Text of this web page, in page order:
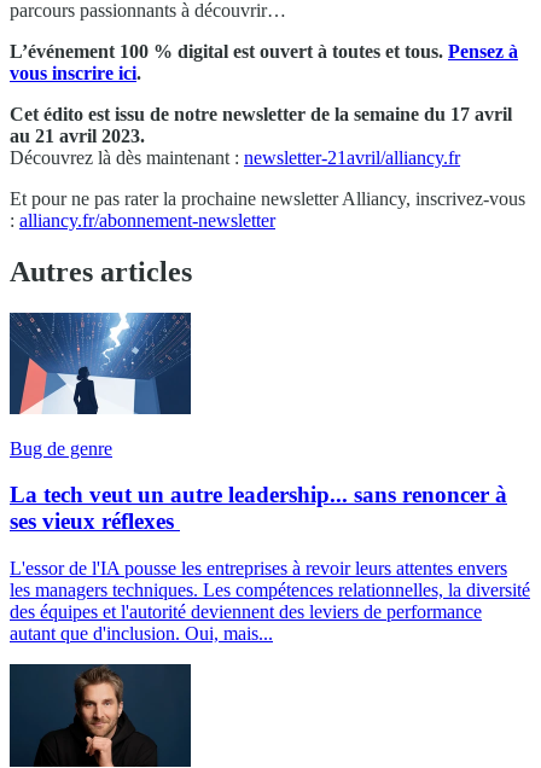
parcours passionnants à découvrir…
L’événement 100 % digital est ouvert à toutes et tous. Pensez à
vous inscrire ici.
Cet édito est issu de notre newsletter de la semaine du 17 avril
au 21 avril 2023.
Découvrez là dès maintenant : newsletter-21avril/alliancy.fr
Et pour ne pas rater la prochaine newsletter Alliancy, inscrivez-vous
: alliancy.fr/abonnement-newsletter
Autres articles
Bug de genre
La tech veut un autre leadership... sans renoncer à
ses vieux réflexes
L'essor de l'IA pousse les entreprises à revoir leurs attentes envers
les managers techniques. Les compétences relationnelles, la diversité
des équipes et l'autorité deviennent des leviers de performance
autant que d'inclusion. Oui, mais...